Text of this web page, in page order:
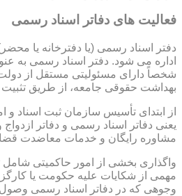
فعالیت های دفاتر اسناد رسمی
دفتر اسناد رسمی (یا دفترخانه یا
اداره می شود. دفتر اسناد رسمی به
شخصاً دارای مسئولیتی مستقل از
بهداشت حقوقی جامعه، از طریق
از ابتدای تأسیس سازمان ثبت اسناد
یعنی دفاتر اسناد رسمی و دفاتر
مشاوره رایگان و خدمات معاضدت
واگذاری بخشی از امور حاکمیتی
مهمی از شکایات علیه حکومت یا
وجوهی که در دفاتر اسناد رسمی